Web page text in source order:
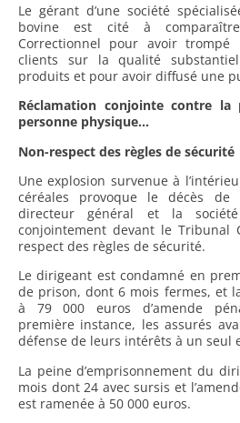
Le gérant d’une société
bovine est cité à
Correctionnel pour avoir trompé
clients sur la qualité
produits et pour avoir diffusé une
Réclamation conjointe contre
personne physique…
Non-respect des règles de sécurité
Une explosion survenue à
céréales provoque le décès de
directeur général et la
conjointement devant le Tribunal
respect des règles de sécurité.
Le dirigeant est condamné en
de prison, dont 6 mois fermes, et
à 79 000 euros d’amende
première instance, les assurés
défense de leurs intérêts à un seul
La peine d’emprisonnement du
mois dont 24 avec sursis et
est ramenée à 50 000 euros.